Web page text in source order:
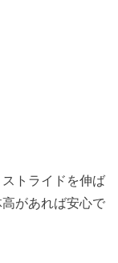
トライドを伸ば
があれば安心で